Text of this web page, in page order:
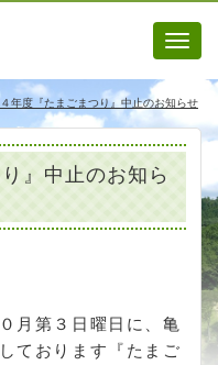
年度『たまごまつり』中止のお知らせ
』中止のお知ら
月第３日曜日に、亀
ております『たまご